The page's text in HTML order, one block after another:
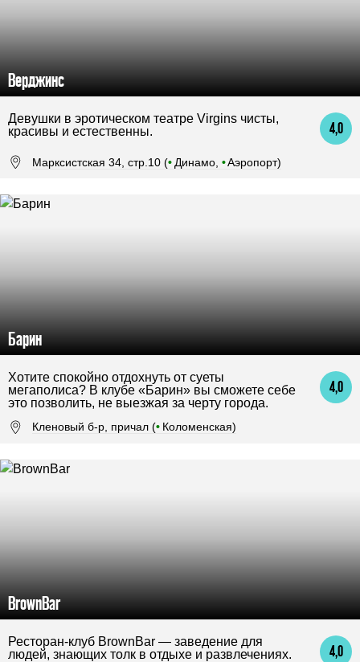
Верджинс
4,0
Девушки в эротическом театре Virgins чисты,
красивы и естественны.
Марксистская 34, стр.10 (• Динамо, •Аэропорт)
Барин
4,0
Хотите спокойно отдохнуть от суеты
мегаполиса? В клубе «Барин» вы сможете себе
это позволить, не выезжая за черту города.
Кленовый б-р, причал (• Коломенская)
BrownBar
4,0
Ресторан-клуб BrownBar — заведение для
людей, знающих толк в отдыхе и развлечениях.